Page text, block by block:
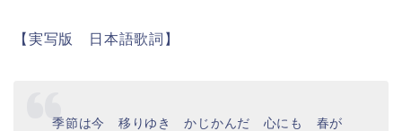
【 実写版 日本語歌詞 】
季節は今 移りゆき かじかんだ 心にも 春が